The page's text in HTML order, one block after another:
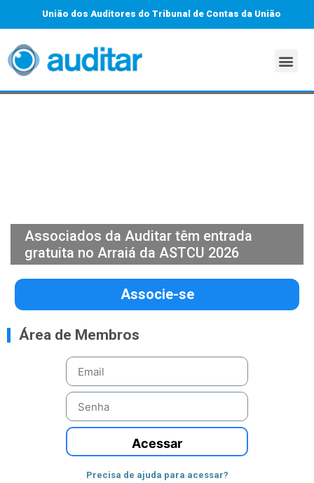
União dos Auditores do Tribunal de Contas da União
Associados da Auditar têm entrada
gratuita no Arraiá da ASTCU 2026
Associe-se
Área de Membros
Acessar
Precisa de ajuda para acessar?